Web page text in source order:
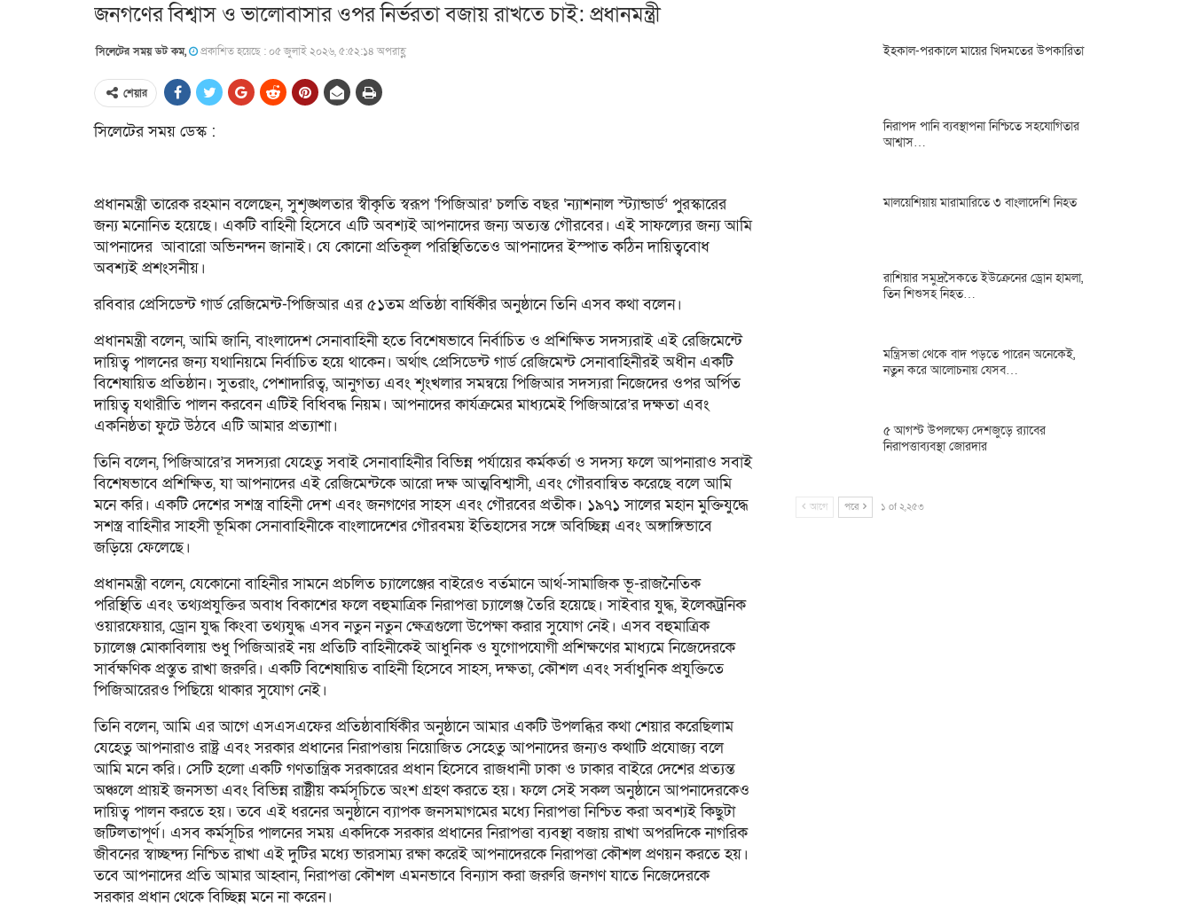
জনগণের বিশ্বাস ও ভালোবাসার ওপর নির্ভরতা বজায় রাখতে চাই: প্রধানমন্ত্রী
সিলেটের সময় ডট কম, প্রকাশিত হয়েছে : ০৫ জুলাই ২০২৬, ৫:৫২:১৪ অপরাহ্ণ
শেয়ার
সিলেটের সময় ডেস্ক :
প্রধানমন্ত্রী তারেক রহমান বলেছেন, সুশৃঙ্খলতার স্বীকৃতি স্বরূপ ‘পিজিআর’ চলতি বছর ‘ন্যাশনাল স্ট্যান্ডার্ড’ পুরস্কারের
জন্য মনোনিত হয়েছে। একটি বাহিনী হিসেবে এটি অবশ্যই আপনাদের জন্য অত্যন্ত গৌরবের। এই সাফল্যের জন্য আমি
আপনাদের আবারো অভিনন্দন জানাই। যে কোনো প্রতিকূল পরিস্থিতিতেও আপনাদের ইস্পাত কঠিন দায়িত্ববোধ
অবশ্যই প্রশংসনীয়।
রবিবার প্রেসিডেন্ট গার্ড রেজিমেন্ট-পিজিআর এর ৫১তম প্রতিষ্ঠা বার্ষিকীর অনুষ্ঠানে তিনি এসব কথা বলেন।
প্রধানমন্ত্রী বলেন, আমি জানি, বাংলাদেশ সেনাবাহিনী হতে বিশেষভাবে নির্বাচিত ও প্রশিক্ষিত সদস্যরাই এই রেজিমেন্টে
দায়িত্ব পালনের জন্য যথানিয়মে নির্বাচিত হয়ে থাকেন। অর্থাৎ প্রেসিডেন্ট গার্ড রেজিমেন্ট সেনাবাহিনীরই অধীন একটি
বিশেষায়িত প্রতিষ্ঠান। সুতরাং, পেশাদারিত্ব, আনুগত্য এবং শৃংখলার সমন্বয়ে পিজিআর সদস্যরা নিজেদের ওপর অর্পিত
দায়িত্ব যথারীতি পালন করবেন এটিই বিধিবদ্ধ নিয়ম। আপনাদের কার্যক্রমের মাধ্যমেই পিজিআরে’র দক্ষতা এবং
একনিষ্ঠতা ফুটে উঠবে এটি আমার প্রত্যাশা।
তিনি বলেন, পিজিআরে’র সদস্যরা যেহেতু সবাই সেনাবাহিনীর বিভিন্ন পর্যায়ের কর্মকর্তা ও সদস্য ফলে আপনারাও সবাই
বিশেষভাবে প্রশিক্ষিত, যা আপনাদের এই রেজিমেন্টকে আরো দক্ষ আত্মবিশ্বাসী, এবং গৌরবান্বিত করেছে বলে আমি
মনে করি। একটি দেশের সশস্ত্র বাহিনী দেশ এবং জনগণের সাহস এবং গৌরবের প্রতীক। ১৯৭১ সালের মহান মুক্তিযুদ্ধে
সশস্ত্র বাহিনীর সাহসী ভূমিকা সেনাবাহিনীকে বাংলাদেশের গৌরবময় ইতিহাসের সঙ্গে অবিচ্ছিন্ন এবং অঙ্গাঙ্গিভাবে
জড়িয়ে ফেলেছে।
প্রধানমন্ত্রী বলেন, যেকোনো বাহিনীর সামনে প্রচলিত চ্যালেঞ্জের বাইরেও বর্তমানে আর্থ-সামাজিক ভূ-রাজনৈতিক
পরিস্থিতি এবং তথ্যপ্রযুক্তির অবাধ বিকাশের ফলে বহুমাত্রিক নিরাপত্তা চ্যালেঞ্জ তৈরি হয়েছে। সাইবার যুদ্ধ, ইলেকট্রনিক
ওয়ারফেয়ার, ড্রোন যুদ্ধ কিংবা তথ্যযুদ্ধ এসব নতুন নতুন ক্ষেত্রগুলো উপেক্ষা করার সুযোগ নেই। এসব বহুমাত্রিক
চ্যালেঞ্জ মোকাবিলায় শুধু পিজিআরই নয় প্রতিটি বাহিনীকেই আধুনিক ও যুগোপযোগী প্রশিক্ষণের মাধ্যমে নিজেদেরকে
সার্বক্ষণিক প্রস্তুত রাখা জরুরি। একটি বিশেষায়িত বাহিনী হিসেবে সাহস, দক্ষতা, কৌশল এবং সর্বাধুনিক প্রযুক্তিতে
পিজিআরেরও পিছিয়ে থাকার সুযোগ নেই।
তিনি বলেন, আমি এর আগে এসএসএফের প্রতিষ্ঠাবার্ষিকীর অনুষ্ঠানে আমার একটি উপলব্ধির কথা শেয়ার করেছিলাম
যেহেতু আপনারাও রাষ্ট্র এবং সরকার প্রধানের নিরাপত্তায় নিয়োজিত সেহেতু আপনাদের জন্যও কথাটি প্রযোজ্য বলে
আমি মনে করি। সেটি হলো একটি গণতান্ত্রিক সরকারের প্রধান হিসেবে রাজধানী ঢাকা ও ঢাকার বাইরে দেশের প্রত্যন্ত
অঞ্চলে প্রায়ই জনসভা এবং বিভিন্ন রাষ্ট্রীয় কর্মসূচিতে অংশ গ্রহণ করতে হয়। ফলে সেই সকল অনুষ্ঠানে আপনাদেরকেও
দায়িত্ব পালন করতে হয়। তবে এই ধরনের অনুষ্ঠানে ব্যাপক জনসমাগমের মধ্যে নিরাপত্তা নিশ্চিত করা অবশ্যই কিছুটা
জটিলতাপূর্ণ। এসব কর্মসূচির পালনের সময় একদিকে সরকার প্রধানের নিরাপত্তা ব্যবস্থা বজায় রাখা অপরদিকে নাগরিক
জীবনের স্বাচ্ছন্দ্য নিশ্চিত রাখা এই দুটির মধ্যে ভারসাম্য রক্ষা করেই আপনাদেরকে নিরাপত্তা কৌশল প্রণয়ন করতে হয়।
তবে আপনাদের প্রতি আমার আহ্বান, নিরাপত্তা কৌশল এমনভাবে বিন্যাস করা জরুরি জনগণ যাতে নিজেদেরকে
সরকার প্রধান থেকে বিচ্ছিন্ন মনে না করেন।
ইহকাল-পরকালে মায়ের খিদমতের উপকারিতা
নিরাপদ পানি ব্যবস্থাপনা নিশ্চিতে সহযোগিতার
আশ্বাস…
মালয়েশিয়ায় মারামারিতে ৩ বাংলাদেশি নিহত
রাশিয়ার সমুদ্রসৈকতে ইউক্রেনের ড্রোন হামলা,
তিন শিশুসহ নিহত…
মন্ত্রিসভা থেকে বাদ পড়তে পারেন অনেকেই,
নতুন করে আলোচনায় যেসব…
৫ আগস্ট উপলক্ষ্যে দেশজুড়ে র‌্যাবের
নিরাপত্তাব্যবস্থা জোরদার
আগে পরে ১ of ২,২৫৩